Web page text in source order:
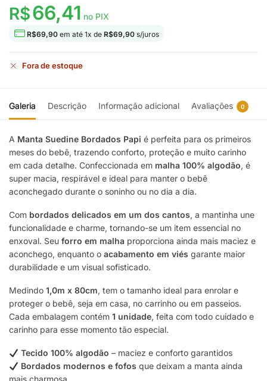
R$66,41 no PIX
R$69,90 em até 1x de R$69,90 s/juros
Fora de estoque
Galeria Descrição Informação adicional Avaliações 0
A Manta Suedine Bordados Papi é perfeita para os primeiros
meses do bebê, trazendo conforto, proteção e muito carinho
em cada detalhe. Confeccionada em malha 100% algodão, é
super macia, respirável e ideal para manter o bebê
aconchegado durante o soninho ou no dia a dia.
Com bordados delicados em um dos cantos, a mantinha une
funcionalidade e charme, tornando-se um item essencial no
enxoval. Seu forro em malha proporciona ainda mais maciez e
aconchego, enquanto o acabamento em viés garante maior
durabilidade e um visual sofisticado.
Medindo 1,0m x 80cm, tem o tamanho ideal para enrolar e
proteger o bebê, seja em casa, no carrinho ou em passeios.
Cada embalagem contém 1 unidade, feita com todo cuidado e
carinho para esse momento tão especial.
Tecido 100% algodão – maciez e conforto garantidos
Bordados modernos e fofos que deixam a manta ainda